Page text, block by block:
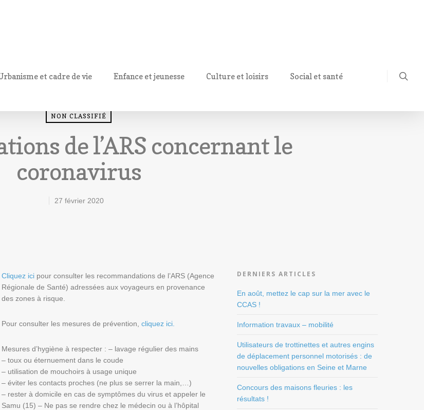
et cadre de vie Enfance et jeunesse Culture et loisirs Social et santé
NON CLASSIFIÉ
de l’ARS concernant le
coronavirus
27 février 2020
Cliquez ici pour consulter les recommandations de l’ARS (Agence
Régionale de Santé) adressées aux voyageurs en provenance
des zones à risque.
Pour consulter les mesures de prévention,cliquez ici.
Mesures d’hygiène à respecter : – lavage régulier des mains
– toux ou éternuement dans le coude
– utilisation de mouchoirs à usage unique
– éviter les contacts proches (ne plus se serrer la main,…)
– rester à domicile en cas de symptômes du virus et appeler le
Samu (15) – Ne pas se rendre chez le médecin ou à l’hôpital
DERNIERS ARTICLES
En août, mettez le cap sur la mer avec le
CCAS !
Information travaux – mobilité
Utilisateurs de trottinettes et autres engins
de déplacement personnel motorisés : de
nouvelles obligations en Seine et Marne
Concours des maisons fleuries : les
résultats !